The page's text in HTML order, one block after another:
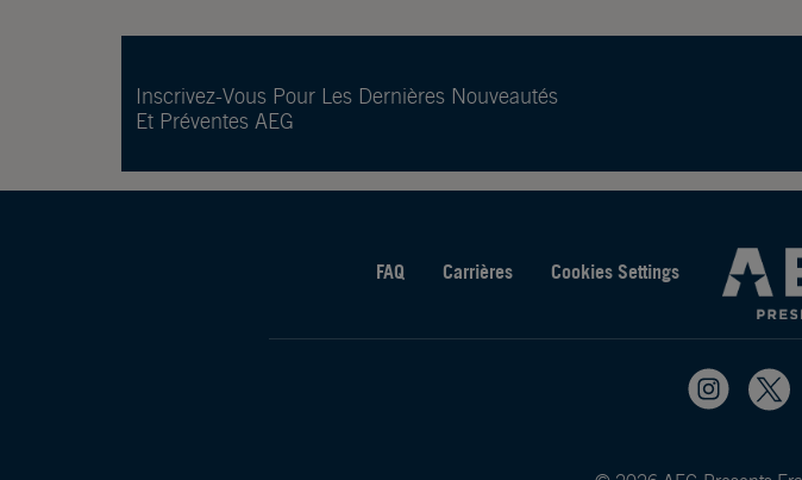
Inscrivez-Vous Pour Les Dernières Nouveautés
Et Préventes AEG
FAQ Carrières Cookies Settings